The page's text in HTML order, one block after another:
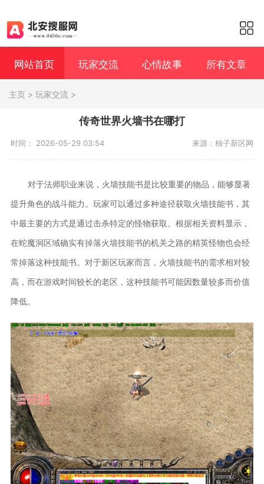
网站首页 玩家交流 心情故事 所有文章
主页 > 玩家交流 >
传奇世界火墙书在哪打
时间： 2026-05-29 03:54 来源：柚子新区网
对于法师职业来说，火墙技能书是比较重要的物品，能够显著
提升角色的战斗能力。玩家可以通过多种途径获取火墙技能书，其
中最主要的方式是通过击杀特定的怪物获取。根据相关资料显示，
在蛇魔洞区域确实有掉落火墙技能书的机关之路的精英怪物也会经
常掉落这种技能书。对于新区玩家而言，火墙技能书的需求相对较
高，而在游戏时间较长的老区，这种技能书可能因数量较多而价值
降低。